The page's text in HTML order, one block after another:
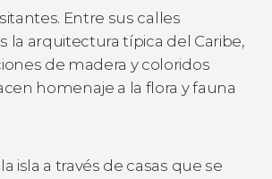
Entre sus calles
la arquitectura típica del Caribe,
de madera y coloridos
homenaje a la flora y fauna
isla a través de casas que se